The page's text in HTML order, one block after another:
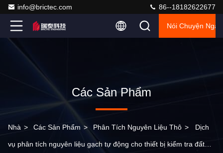
info@brictec.com 86--18182622677
Nói Chuyện Ngay.
Các Sản Phẩm
Nhà > Các Sản Phẩm > Phân Tích Nguyên Liệu Thô > Dịch
vụ phân tích nguyên liệu gạch tự động cho thiết bị kiểm tra đất